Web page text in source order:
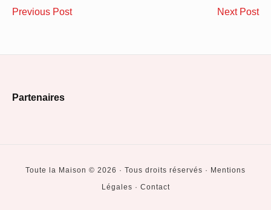
Navigation
Previous PostLes
Next Post
Partenaires
Toute la Maison © 2026 · Tous droits réservés · Mentions
Légales · Contact